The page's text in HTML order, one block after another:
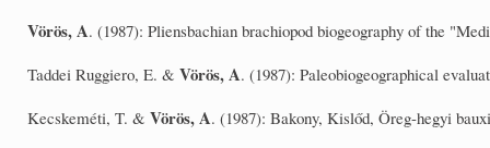
Vörös, A. (1987): Pliensbachian brachiopod biogeography of the
Taddei Ruggiero, E. & Vörös, A. (1987): Paleobiogeographical
Kecskeméti, T. & Vörös, A. (1987): Bakony, Kislőd, Öreg-hegyi